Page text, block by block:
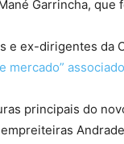
Garrincha, que
e ex-dirigentes da
mercado”
principais do